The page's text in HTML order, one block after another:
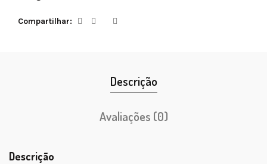
Compartilhar
Descrição
Avaliações (0)
Descrição